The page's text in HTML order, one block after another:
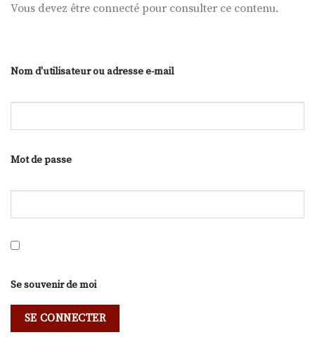
Vous devez être connecté pour consulter ce contenu.
Nom d'utilisateur ou adresse e-mail
Mot de passe
Se souvenir de moi